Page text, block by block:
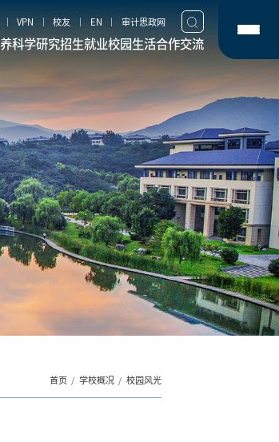
VPN 校友 EN 审计思政网
科学研究招生就业校园生活合作交流
首页 学校概况 校园风光